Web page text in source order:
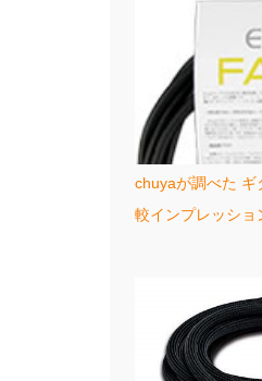
chuyaが調べた ギ
較インプレッショ